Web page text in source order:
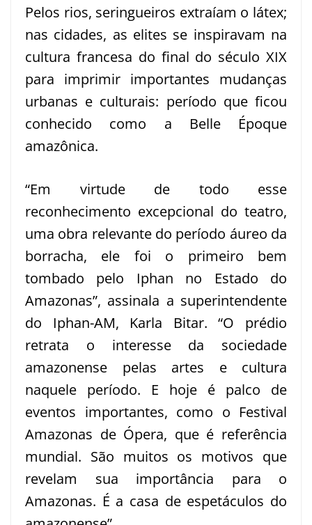
Pelos rios, seringueiros extraíam o látex;
nas cidades, as elites se inspiravam na
cultura francesa do final do século XIX
para imprimir importantes mudanças
urbanas e culturais: período que ficou
conhecido como a Belle Époque
amazônica.
“Em virtude de todo esse
reconhecimento excepcional do teatro,
uma obra relevante do período áureo da
borracha, ele foi o primeiro bem
tombado pelo Iphan no Estado do
Amazonas”, assinala a superintendente
do Iphan-AM, Karla Bitar. “O prédio
retrata o interesse da sociedade
amazonense pelas artes e cultura
naquele período. E hoje é palco de
eventos importantes, como o Festival
Amazonas de Ópera, que é referência
mundial. São muitos os motivos que
revelam sua importância para o
Amazonas. É a casa de espetáculos do